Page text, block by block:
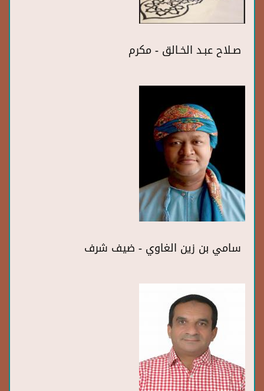
صـلاح عبـد الخـالق - مكرم
سامي بن زين الغاوي - ضيف شرف